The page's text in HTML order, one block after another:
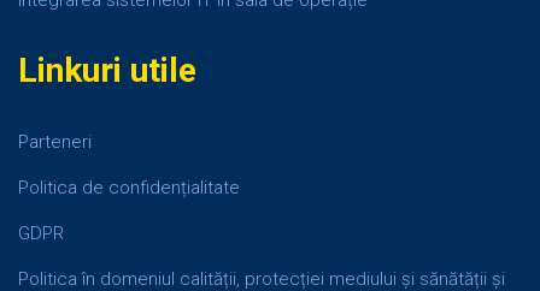
Linkuri utile
Parteneri
Politica de confidențialitate
GDPR
Politica în domeniul calității, protecției mediului și sănătății și